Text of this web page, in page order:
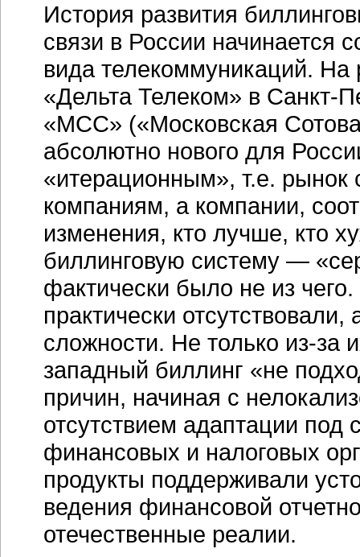
История развития
связи в России начинается
вида телекоммуникаций.
«Дельта Телеком» в Санкт-
«МСС» («Московская
абсолютно нового для
«итерационным», т.е.
компаниям, а компании,
изменения, кто лучше, кто
биллинговую систему —
фактически было не из
практически
сложности. Не только из-за
западный биллинг «не
причин, начиная с
отсутствием адаптации
финансовых и налоговых
продукты поддерживали
ведения финансовой
отечественные реалии.